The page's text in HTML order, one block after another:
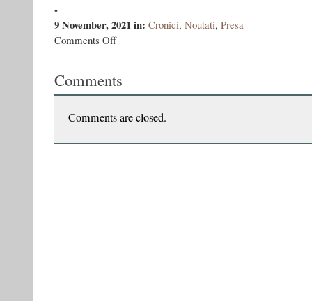
-
9 November, 2021in: Cronici, Noutati, Presa
Comments Offon
Ernu.
Comments
Comments are closed.